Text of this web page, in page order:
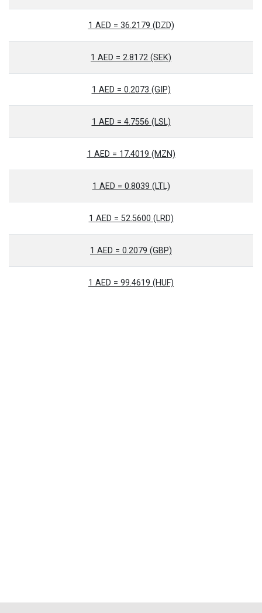
1 AED = 36.2179 (DZD)
1 AED = 2.8172 (SEK)
1 AED = 0.2073 (GIP)
1 AED = 4.7556 (LSL)
1 AED = 17.4019 (MZN)
1 AED = 0.8039 (LTL)
1 AED = 52.5600 (LRD)
1 AED = 0.2079 (GBP)
1 AED = 99.4619 (HUF)